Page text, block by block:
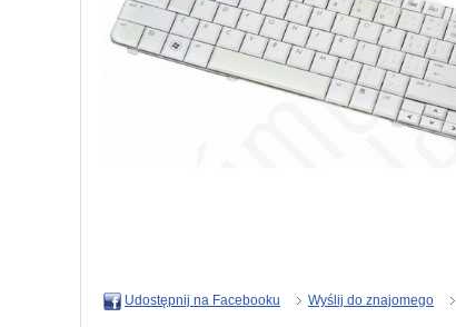
Udostępnij na Facebooku Wyślij do znajomego